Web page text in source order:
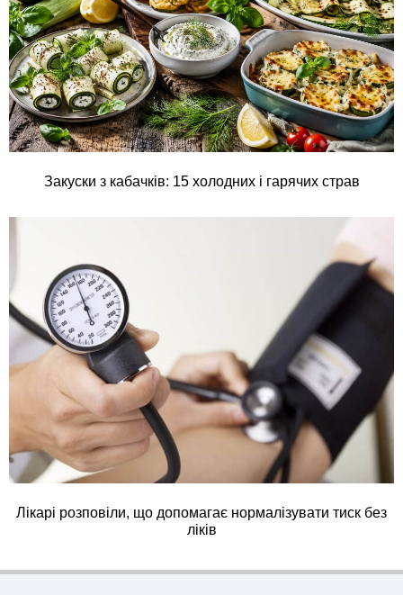
Закуски з кабачків: 15 холодних і гарячих страв
Лікарі розповіли, що допомагає нормалізувати тиск без
ліків